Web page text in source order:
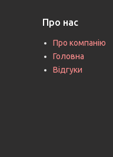
Про нас
Про компанію
Головна
Відгуки